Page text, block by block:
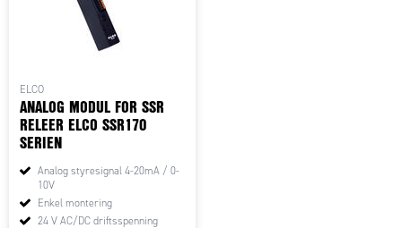
ELCO
ANALOG MODUL FOR SSR
RELEER ELCO SSR170
SERIEN
Analog styresignal 4-20mA / 0-
10V
Enkel montering
24 V AC/DC driftsspenning